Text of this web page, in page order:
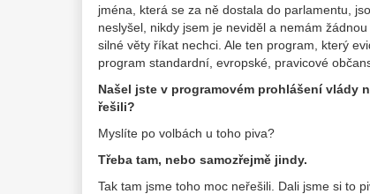
jména, která se za ně dostala do parlamentu,
neslyšel, nikdy jsem je neviděl a nemám
silné věty říkat nechci. Ale ten program, který
program standardní, evropské, pravicové
Našel jste v programovém prohlášení vlády
řešili?
Myslíte po volbách u toho piva?
Třeba tam, nebo samozřejmě jindy.
Tak tam jsme toho moc neřešili. Dali jsme si to